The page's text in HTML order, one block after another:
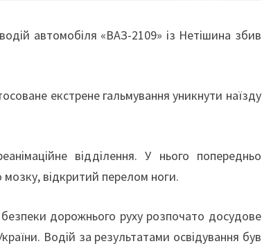
автомобіля «ВАЗ-2109» із Нетішина збив
екстрене гальмування уникнути наїзду
відділення. У нього попередньо
мозку, відкритий перелом ноги.
дорожнього руху розпочато досудове
Водій за результатами освідування був